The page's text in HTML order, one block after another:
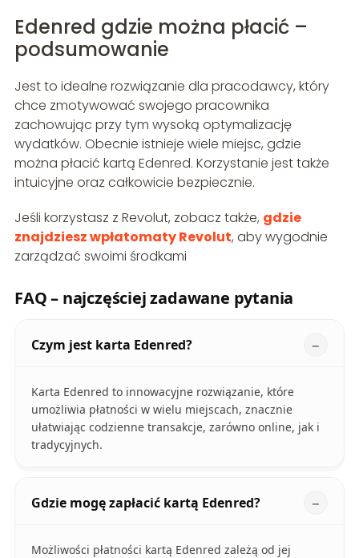
Edenred gdzie można płacić –
podsumowanie
Jest to idealne rozwiązanie dla pracodawcy, który
chce zmotywować swojego pracownika
zachowując przy tym wysoką optymalizację
wydatków. Obecnie istnieje wiele miejsc, gdzie
można płacić kartą Edenred. Korzystanie jest także
intuicyjne oraz całkowicie bezpiecznie.
Jeśli korzystasz z Revolut, zobacz także, gdzie
znajdziesz wpłatomaty Revolut, aby wygodnie
zarządzać swoimi środkami
FAQ – najczęściej zadawane pytania
Czym jest karta Edenred?
Karta Edenred to innowacyjne rozwiązanie, które
umożliwia płatności w wielu miejscach, znacznie
ułatwiając codzienne transakcje, zarówno online, jak i
tradycyjnych.
Gdzie mogę zapłacić kartą Edenred?
Możliwości płatności kartą Edenred zależą od jej